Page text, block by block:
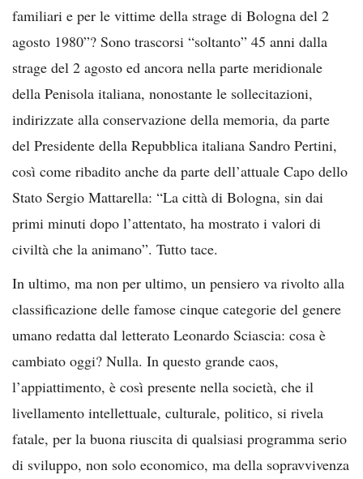
familiari e per le vittime della strage di Bologna del 2
agosto 1980”? Sono trascorsi “soltanto” 45 anni dalla
strage del 2 agosto ed ancora nella parte meridionale
della Penisola italiana, nonostante le sollecitazioni,
indirizzate alla conservazione della memoria, da parte
del Presidente della Repubblica italiana Sandro Pertini,
così come ribadito anche da parte dell’attuale Capo dello
Stato Sergio Mattarella: “La città di Bologna, sin dai
primi minuti dopo l’attentato, ha mostrato i valori di
civiltà che la animano”. Tutto tace.
In ultimo, ma non per ultimo, un pensiero va rivolto alla
classificazione delle famose cinque categorie del genere
umano redatta dal letterato Leonardo Sciascia: cosa è
cambiato oggi? Nulla. In questo grande caos,
l’appiattimento, è così presente nella società, che il
livellamento intellettuale, culturale, politico, si rivela
fatale, per la buona riuscita di qualsiasi programma serio
di sviluppo, non solo economico, ma della sopravvivenza